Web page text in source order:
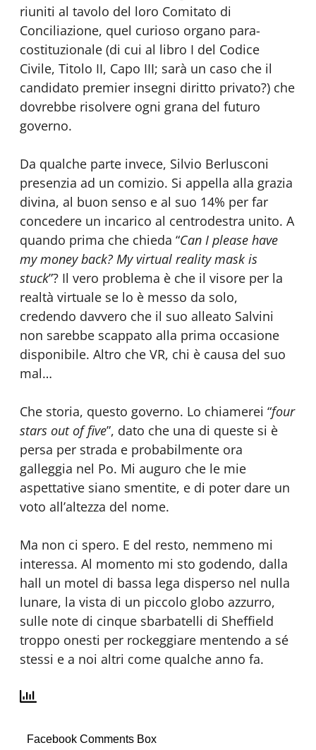
riuniti al tavolo del loro Comitato di
Conciliazione, quel curioso organo para-
costituzionale (di cui al libro I del Codice
Civile, Titolo II, Capo III; sarà un caso che il
candidato premier insegni diritto privato?) che
dovrebbe risolvere ogni grana del futuro
governo.
Da qualche parte invece, Silvio Berlusconi
presenzia ad un comizio. Si appella alla grazia
divina, al buon senso e al suo 14% per far
concedere un incarico al centrodestra unito. A
quando prima che chieda “Can I please have
my money back? My virtual reality mask is
stuck”? Il vero problema è che il visore per la
realtà virtuale se lo è messo da solo,
credendo davvero che il suo alleato Salvini
non sarebbe scappato alla prima occasione
disponibile. Altro che VR, chi è causa del suo
mal…
Che storia, questo governo. Lo chiamerei “four
stars out of five”, dato che una di queste si è
persa per strada e probabilmente ora
galleggia nel Po. Mi auguro che le mie
aspettative siano smentite, e di poter dare un
voto all’altezza del nome.
Ma non ci spero. E del resto, nemmeno mi
interessa. Al momento mi sto godendo, dalla
hall un motel di bassa lega disperso nel nulla
lunare, la vista di un piccolo globo azzurro,
sulle note di cinque sbarbatelli di Sheffield
troppo onesti per rockeggiare mentendo a sé
stessi e a noi altri come qualche anno fa.
Facebook Comments Box